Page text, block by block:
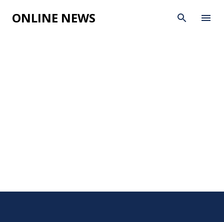
Skip to main content
ONLINE NEWS